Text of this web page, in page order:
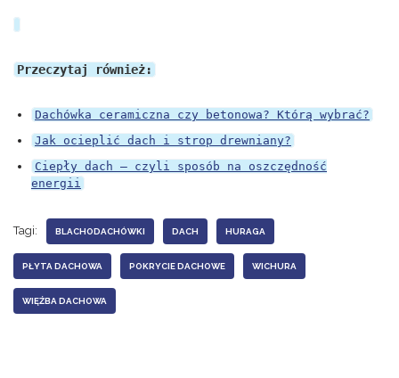
Przeczytaj również:
Dachówka ceramiczna czy betonowa? Którą wybrać?
Jak ocieplić dach i strop drewniany?
Ciepły dach – czyli sposób na oszczędność
energii
Tagi: BLACHODACHÓWKI DACH HURAGA
PŁYTA DACHOWA POKRYCIE DACHOWE WICHURA
WIĘŹBA DACHOWA